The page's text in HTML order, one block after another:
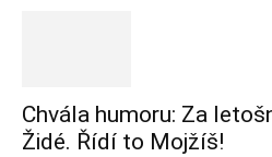
Chvála humoru: Za
Židé. Řídí to Mojžíš!